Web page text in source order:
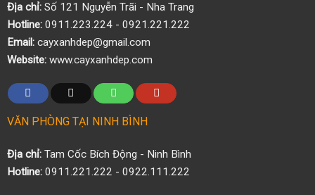
Địa chỉ:Số 121 Nguyễn Trãi - Nha Trang
Hotline:0911.223.224 - 0921.221.222
Email:cayxanhdep@gmail.com
Website:www.cayxanhdep.com
VĂN PHÒNG TẠI NINH BÌNH
Địa chỉ:Tam Cốc Bích Động - Ninh Bình
Hotline:0911.221.222 - 0922.111.222